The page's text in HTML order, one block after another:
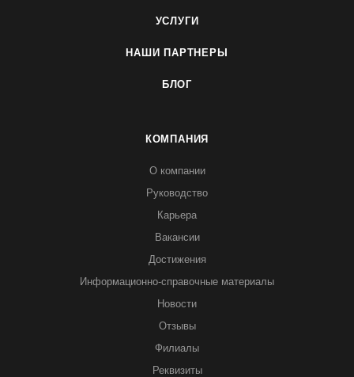
УСЛУГИ
НАШИ ПАРТНЕРЫ
БЛОГ
КОМПАНИЯ
О компании
Руководство
Карьера
Вакансии
Достижения
Информационно-справочные материалы
Новости
Отзывы
Филиалы
Реквизиты